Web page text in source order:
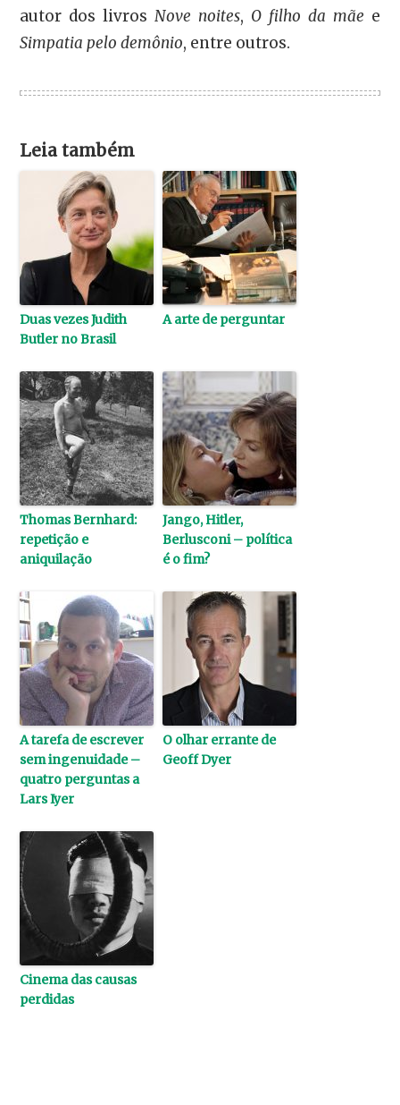
autor dos livrosNove noites, O filho da mãe e
Simpatia pelo demônio, entre outros.
Leia também
Duas vezes Judith
Butler no Brasil
A arte de perguntar
Thomas Bernhard:
repetição e
aniquilação
Jango, Hitler,
Berlusconi – política
é o fim?
A tarefa de escrever
sem ingenuidade –
quatro perguntas a
Lars Iyer
O olhar errante de
Geoff Dyer
Cinema das causas
perdidas